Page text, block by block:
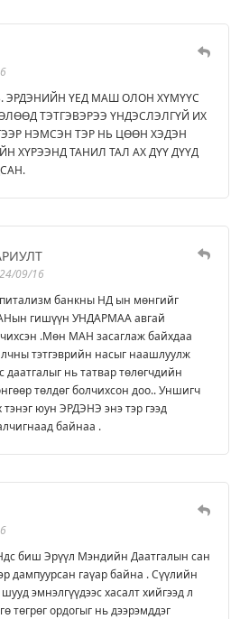
ЭРДЭНИЙН ҮEД МАШ ОЛОН ХҮМҮҮС
ТЭТГЭВЭРЭЭ ҮНДЭСЛЭЛГҮЙ ИХ
НЭМСЭН ТЭР НЬ ЦӨӨН ХЭДЭН
ХҮРЭЭНД ТАНИЛ ТАЛ АХ ДҮҮ ДҮҮД
09/16
банкны НД ын мөнгийг
гишүүн УНДАРМАА авгай
.Мөн МАН засаглаж байхдаа
тэтгэврийн насыг наашлуулж
даатгалыг нь татвар төлөгчдийн
төлдөг болчихсон доо.. Уншигч
тэнэг юун ЭРДЭНЭ энэ тэр гээд
байнаа .
биш Эрүүл Мэндийн Даатгалын сан
дампуурсан гаүар байна . Сүүлийн
эмнэлгүүдээс хасалт хийгээд л
төгрөг ордогыг нь дээрэмддэг